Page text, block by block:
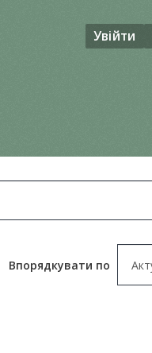
Увійти
Впорядкувати по